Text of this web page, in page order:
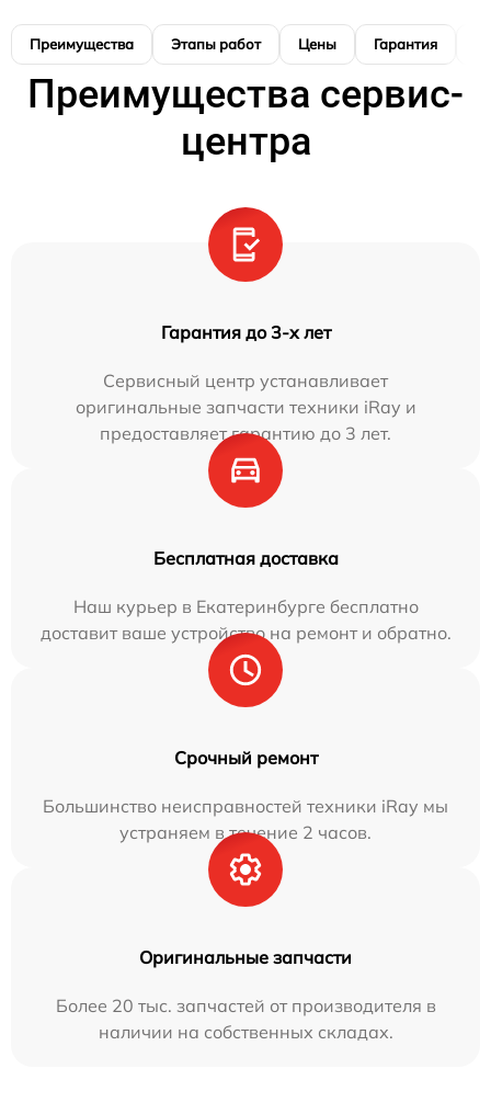
Преимущества Этапы работ Цены Гарантия
Преимущества сервис-
центра
Гарантия до 3-х лет
Сервисный центр устанавливает
оригинальные запчасти техники iRay и
предоставляет гарантию до 3 лет.
Бесплатная доставка
Наш курьер в Екатеринбурге бесплатно
доставит ваше устройство на ремонт и обратно.
Срочный ремонт
Большинство неисправностей техники iRay мы
устраняем в течение 2 часов.
Оригинальные запчасти
Более 20 тыс. запчастей от производителя в
наличии на собственных складах.